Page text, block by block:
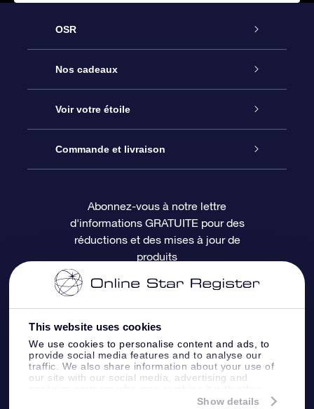
This website uses cookies
We use cookies to personalise content and ads, to
provide social media features and to analyse our
traffic. We also share information about your use of
our site with our social media, advertising and
information that you’ve provided to them or that
Show details
OSR
Service
À propos de l’OSR
Nous contacter
Questions fréquemment posées
Revues
Nos cadeaux
Cadeau d’étoile en ligne
Coffret cadeau OSR
Carte cadeau OSR
Voir votre étoile
Registre des étoiles
Page d’accueil personnalisée
Appli Voler vers les étoiles
Commande et livraison
Informations de paiement
Informations d’expédition
Politique de retour
Constellations
Abonnez-vous à notre lettre
d'informations GRATUITE pour des
réductions et des mises à jour de
produits